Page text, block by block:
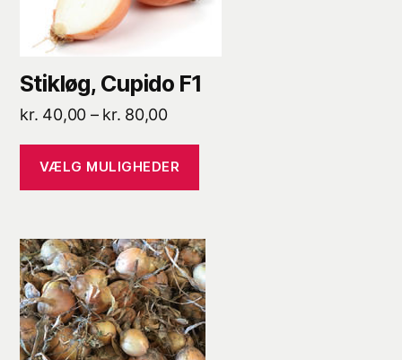
Stikløg, Cupido F1
kr. 40,00 – kr. 80,00Prisinterval:
til
kr. 80,00
VÆLG MULIGHEDER
Mulighederne
kan
på
varesiden
Dette
vare
har
flere
varianter.